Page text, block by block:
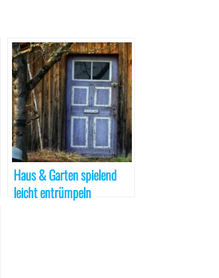
Haus & Garten spielend
leicht entrümpeln